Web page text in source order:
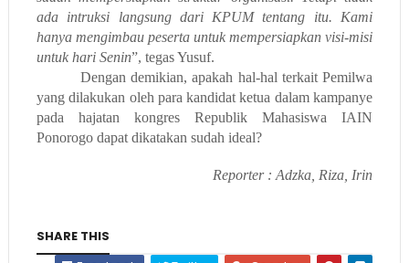
ada intruksi langsung dari KPUM tentang itu. Kami
hanya mengimbau peserta untuk mempersiapkan visi-misi
untuk hari Senin”, tegas Yusuf.
Dengan demikian, apakah hal-hal terkait Pemilwa
yang dilakukan oleh para kandidat ketua dalam kampanye
pada hajatan kongres Republik Mahasiswa IAIN
Ponorogo dapat dikatakan sudah ideal?
Reporter : Adzka, Riza, Irin
SHARE THIS